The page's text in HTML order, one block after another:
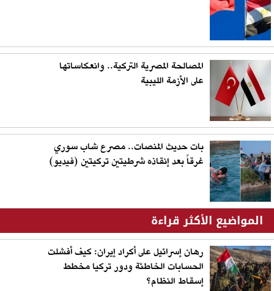
المصالحة المصرية التركية.. وانعكاساتها
على الأزمة الليبية
بات حديث المنصات.. مصرع شاب سوري
غرقاً بعد إنقاذه شرطيتين تركيتين (فيديو)
المواضيع الأكثر قراءة
رهان إسرائيل على أكراد إيران: كيف أفشلت
الحسابات الخاطئة ودور تركيا مخطط
إسقاط النظام؟